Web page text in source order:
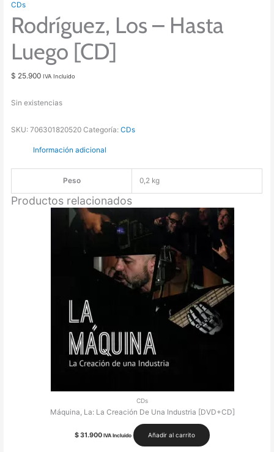
CDs
Rodríguez, Los – Hasta
Luego [CD]
$ 25.900 IVA Incluido
Sin existencias
SKU:706301820520 Categoría:CDs
Información adicional
Peso 0,2 kg
Productos relacionados
CDs
Máquina, La: La Creación De Una Industria [DVD+CD]
$31.900 IVA Incluido Añadir al carrito